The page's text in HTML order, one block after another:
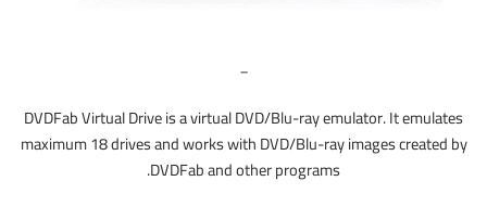
_
DVDFab Virtual Drive is a virtual DVD/Blu-ray emulator. It emulates
maximum 18 drives and works with DVD/Blu-ray images created by
DVDFab and other programs.